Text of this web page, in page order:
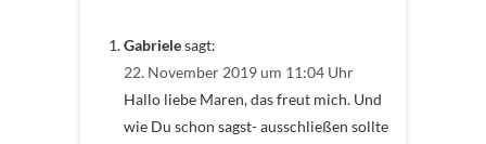
Gabrielesagt:
22. November 2019 um 11:04 Uhr
Hallo liebe Maren, das freut mich. Und
wie Du schon sagst- ausschließen sollte